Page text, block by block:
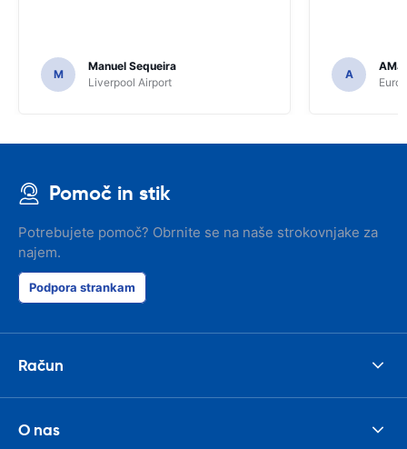
M
Manuel Sequeira
Liverpool Airport
A
Pomoč in stik
Potrebujete pomoč? Obrnite se na naše strokovnjake za
najem.
Podpora strankam
Račun
O nas